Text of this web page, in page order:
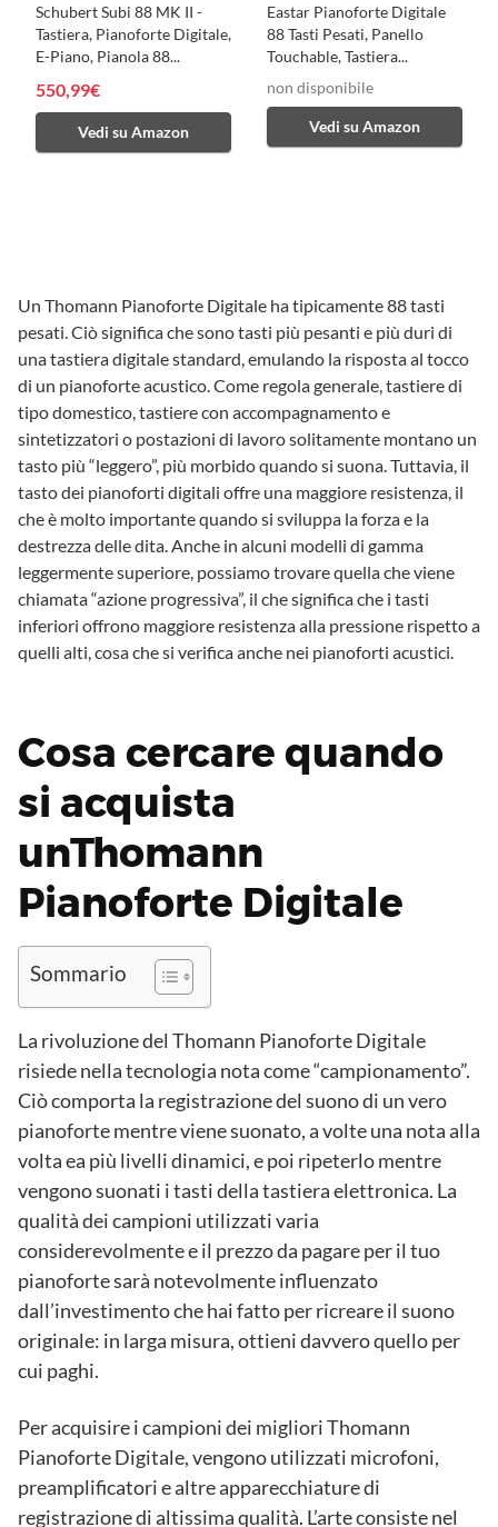
Schubert Subi 88 MK II -
Tastiera, Pianoforte Digitale,
E-Piano, Pianola 88...
550,99€
Vedi su Amazon
Eastar Pianoforte Digitale
88 Tasti Pesati, Panello
Touchable, Tastiera...
non disponibile
Vedi su Amazon
Un Thomann Pianoforte Digitale ha tipicamente 88 tasti
pesati. Ciò significa che sono tasti più pesanti e più duri di
una tastiera digitale standard, emulando la risposta al tocco
di un pianoforte acustico. Come regola generale, tastiere di
tipo domestico, tastiere con accompagnamento e
sintetizzatori o postazioni di lavoro solitamente montano un
tasto più “leggero”, più morbido quando si suona. Tuttavia, il
tasto dei pianoforti digitali offre una maggiore resistenza, il
che è molto importante quando si sviluppa la forza e la
destrezza delle dita. Anche in alcuni modelli di gamma
leggermente superiore, possiamo trovare quella che viene
chiamata “azione progressiva”, il che significa che i tasti
inferiori offrono maggiore resistenza alla pressione rispetto a
quelli alti, cosa che si verifica anche nei pianoforti acustici.
Cosa cercare quando
si acquista
unThomann
Pianoforte Digitale
Sommario
La rivoluzione del Thomann Pianoforte Digitale
risiede nella tecnologia nota come “campionamento”.
Ciò comporta la registrazione del suono di un vero
pianoforte mentre viene suonato, a volte una nota alla
volta ea più livelli dinamici, e poi ripeterlo mentre
vengono suonati i tasti della tastiera elettronica. La
qualità dei campioni utilizzati varia
considerevolmente e il prezzo da pagare per il tuo
pianoforte sarà notevolmente influenzato
dall’investimento che hai fatto per ricreare il suono
originale: in larga misura, ottieni davvero quello per
cui paghi.
Per acquisire i campioni dei migliori Thomann
Pianoforte Digitale, vengono utilizzati microfoni,
preamplificatori e altre apparecchiature di
registrazione di altissima qualità. L’arte consiste nel